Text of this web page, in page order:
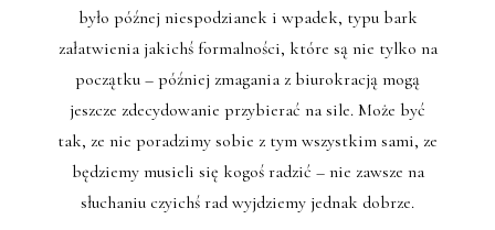
było późnej niespodzianek i wpadek, typu bark
załatwienia jakichś formalności, które są nie tylko na
początku – później zmagania z biurokracją mogą
jeszcze zdecydowanie przybierać na sile. Może być
tak, ze nie poradzimy sobie z tym wszystkim sami, ze
będziemy musieli się kogoś radzić – nie zawsze na
słuchaniu czyichś rad wyjdziemy jednak dobrze.